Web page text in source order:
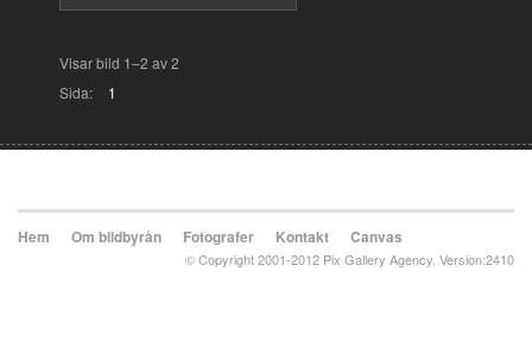
Visar bild 1–2 av 2
Sida:
1
Hem Om bildbyrån Fotografer Kontakt Canvas
© Copyright 2001-2012 Pix Gallery Agency. Version:2410